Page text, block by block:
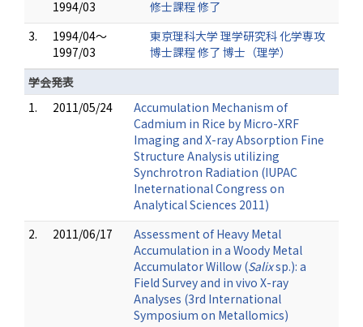
1994/03
修士課程 修了
3.
1994/04～
1997/03
東京理科大学 理学研究科 化学専攻
博士課程 修了 博士（理学）
学会発表
1.
2011/05/24
Accumulation Mechanism of
Cadmium in Rice by Micro-XRF
Imaging and X-ray Absorption Fine
Structure Analysis utilizing
Synchrotron Radiation (IUPAC
Ineternational Congress on
Analytical Sciences 2011)
2.
2011/06/17
Assessment of Heavy Metal
Accumulation in a Woody Metal
Accumulator Willow (Salixsp.): a
Field Survey and in vivo X-ray
Analyses (3rd International
Symposium on Metallomics)